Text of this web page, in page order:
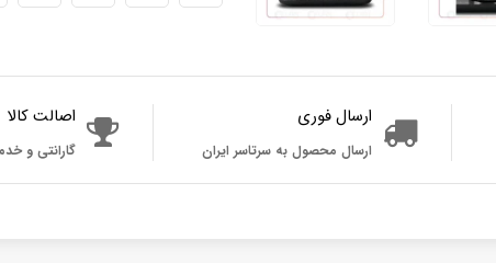
ارسال فوری
ارسال محصول به سرتاسر ایران
اصالت کالا
گارانتی و